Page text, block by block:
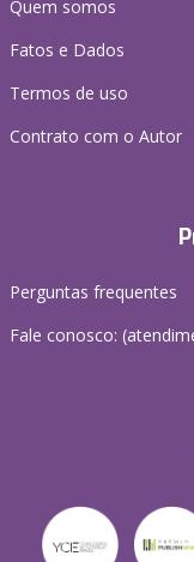
Quem somos
Fatos e Dados
Termos de uso
Contrato com o Autor
Perguntas frequentes
Fale conosco: